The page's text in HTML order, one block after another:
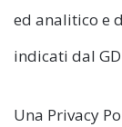
ed analitico e
indicati dal
Una Privacy